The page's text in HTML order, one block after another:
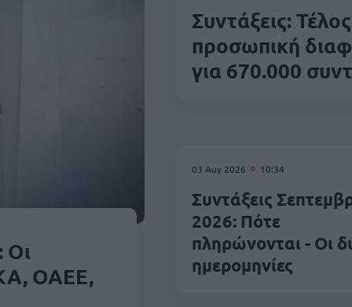
Οι
ΟΑΕΕ,
Συντάξεις:
προσωπική
για 670.000
03 Αυγ 2026 10:34
Συντάξεις
2026: Πότε
πληρώνονται - Οι
ημερομηνίες